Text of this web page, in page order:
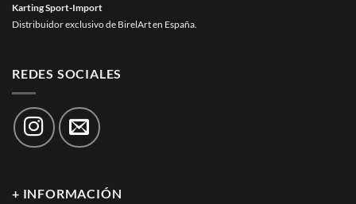
Karting Sport-Import
Distribuidor exclusivo de BirelArt en España.
REDES SOCIALES
+ INFORMACIÓN